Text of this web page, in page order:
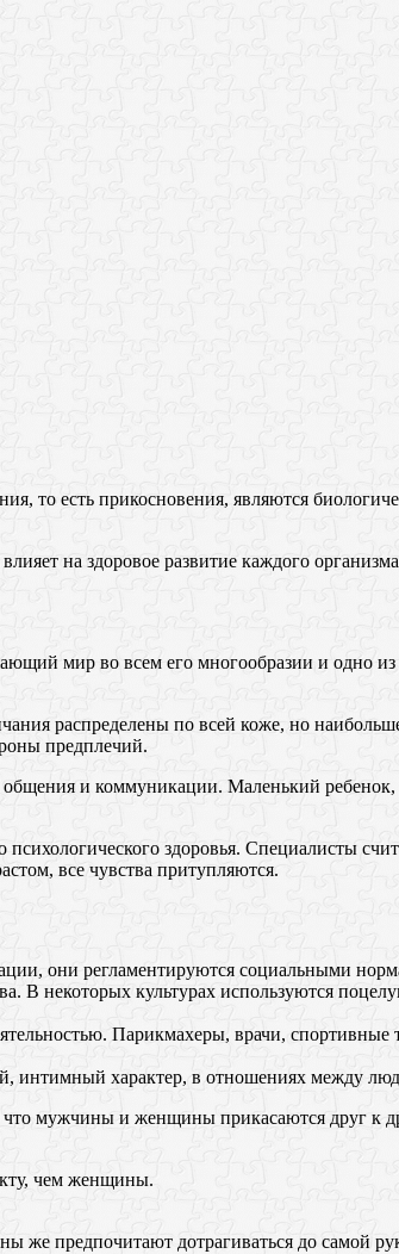
то есть прикосновения, являются
на здоровое развитие каждого
мир во всем его многообразии и одно
распределены по всей коже, но
предплечий.
и коммуникации. Маленький
здоровья. Специалисты
все чувства притупляются.
они регламентируются социальными
В некоторых культурах используются
Парикмахеры, врачи,
интимный характер, в отношениях между
мужчины и женщины прикасаются друг к
чем женщины.
же предпочитают дотрагиваться до самой